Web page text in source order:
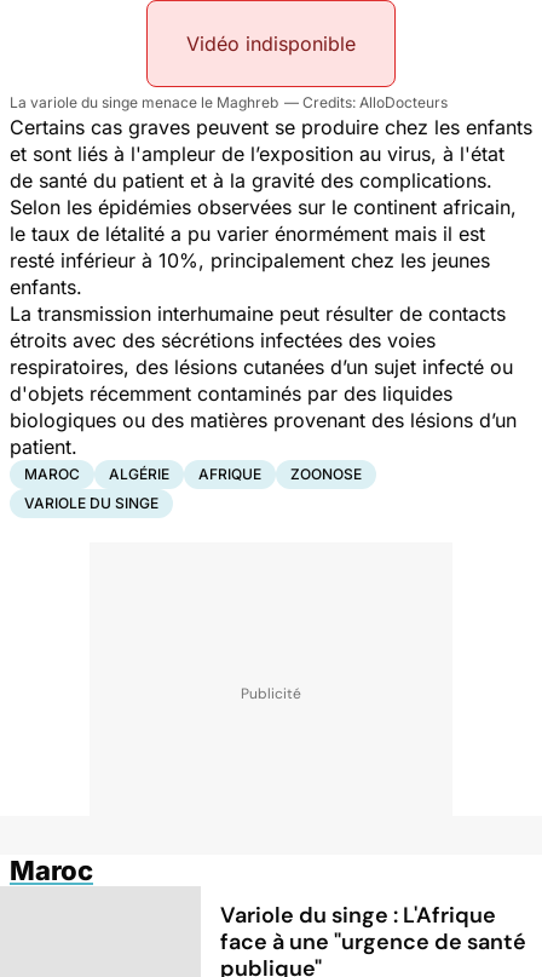
Vidéo indisponible
La variole du singe menace le Maghreb AlloDocteurs
Certains cas graves peuvent se produire chez les enfants
et sont liés à l'ampleur de l’exposition au virus, à l'état
de santé du patient et à la gravité des complications.
Selon les épidémies observées sur le continent africain,
le taux de létalité a pu varier énormément mais il est
resté inférieur à 10%, principalement chez les jeunes
enfants.
La transmission interhumaine peut résulter de contacts
étroits avec des sécrétions infectées des voies
respiratoires, des lésions cutanées d’un sujet infecté ou
d'objets récemment contaminés par des liquides
biologiques ou des matières provenant des lésions d’un
patient.
MAROC ALGÉRIE AFRIQUE
ZOONOSE
VARIOLE DU SINGE
Maroc
Variole du singe : L'Afrique
face à une "urgence de santé
publique"